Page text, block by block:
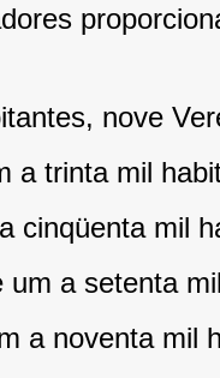
nove
a trinta mil
cinqüenta mil
um a setenta
a noventa mil